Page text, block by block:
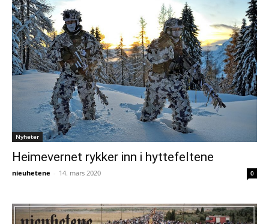
Nyheter
Heimevernet rykker inn i hyttefeltene
nieuhetene - 14. mars 2020 0